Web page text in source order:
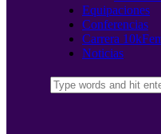
Equipaciones
Conferencias
Carrera
Noticias